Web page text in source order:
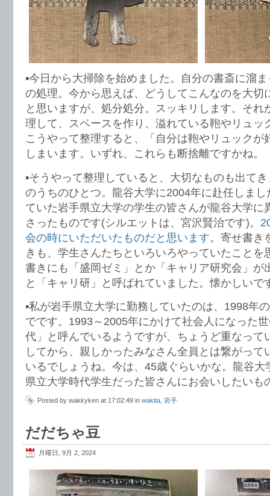
▪️今日から大掃除を始めました。自分の書斎に溜
の処理。今から思えば、どうしてこんなのを大切
と思いますが、処分処分。スッキリします。それ
理して、スペースを作り、溢れている鞄やリュッ
こうやって整理すると、「自分は鞄やリュックが
しまいます。いずれ、これらも断捨離ですかね。
▪️そうやって整理していると、大切なものも出て
のうちのひとつ。龍谷大学に2004年に赴任しま
ていた岩手県立大学の学生の皆さんが龍谷大学に
さったものです(シルエットは、宮沢賢治です)。
会の時にいただいたものだと思います。寄せ書き
きも、学生さんたちといろいろやっていたことを
書きにも「盛岡ゼミ」とか「キャリア研究会」が
と「キャリ研」と呼ばれていました。懐かしいで
▪️私が岩手県立大学に勤務していたのは、1998年
でです。1993～2005年にかけて社会人になった
代」と呼んでいるようですが、ちょうど重なって
してから、親しかったみなさん全員とは繋がって
いるでしょうね。今は、45歳ぐらいかな。龍谷大
県立大学時代学生だった皆さんにお会いしたいも
Posted by wakkyken at 17:02:49 in wakita 岩手
だだちゃ豆
月曜日, 9月 2, 2024